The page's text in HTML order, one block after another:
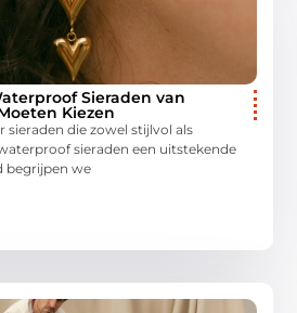
Sieraden van
Kiezen
sieraden die zowel stijlvol als
sieraden een uitstekende
begrijpen we